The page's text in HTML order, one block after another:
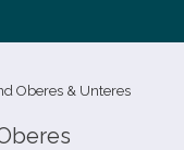
Oberes & Unteres